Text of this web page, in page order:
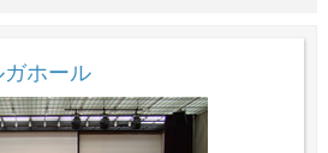
ホール